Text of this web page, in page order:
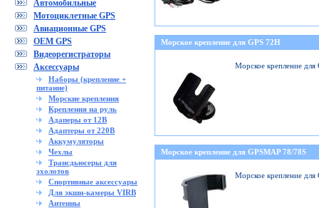
Автомобильные
Мотоциклетные GPS
Авиационные GPS
OEM GPS
Видеорегистраторы
Аксессуары
Наборы (крепление +
питание)
Морские крепления
Крепления на руль
Адаперы от 12В
Адаптеры от 220В
Аккумуляторы
Чехлы
Трансдьюсеры для
эхолотов
Спортивные аксессуары
Для экшн-камеры VIRB
Антенны
Морское крепление для GPS 72H
Морское крепление
Морское крепление для GPSMAP 78/78S
Морское крепление